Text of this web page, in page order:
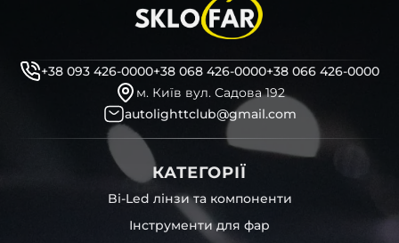
+38 093 426-0000+38 068 426-0000+38 066 426-0000
м. Київ вул. Садова 192
autolighttclub@gmail.com
КАТЕГОРІЇ
Bi-Led лінзи та компоненти
Інструменти для фар